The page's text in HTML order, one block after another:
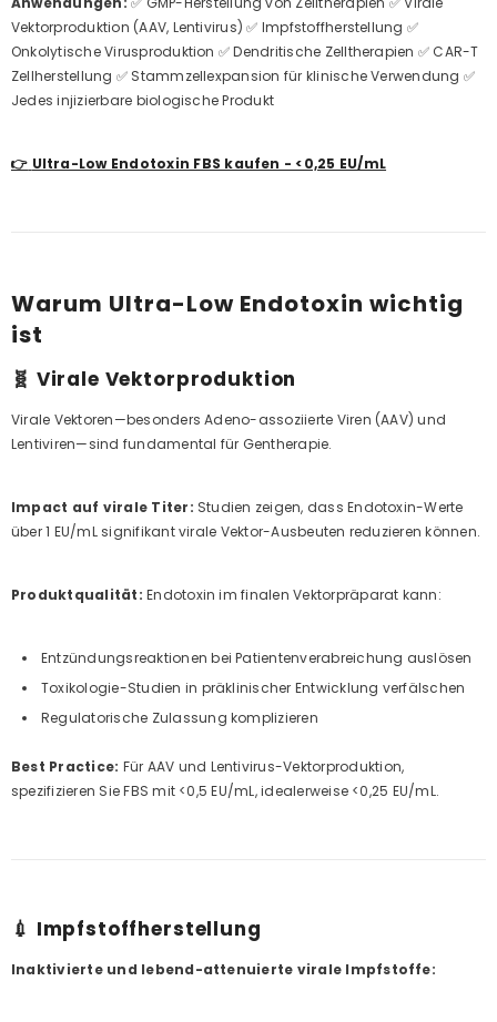
Vektorproduktion (AAV, Lentivirus) ✅ Impfstoffherstellung ✅
Onkolytische Virusproduktion ✅ Dendritische Zelltherapien ✅ CAR-T
Zellherstellung ✅ Stammzellexpansion für klinische Verwendung ✅
Jedes injizierbare biologische Produkt
👉 Ultra-Low Endotoxin FBS kaufen - <0,25 EU/mL
Warum Ultra-Low Endotoxin wichtig
ist
🧬 Virale Vektorproduktion
Virale Vektoren—besonders Adeno-assoziierte Viren (AAV) und
Lentiviren—sind fundamental für Gentherapie.
Impact auf virale Titer: Studien zeigen, dass Endotoxin-Werte
über 1 EU/mL signifikant virale Vektor-Ausbeuten reduzieren können.
Produktqualität: Endotoxin im finalen Vektorpräparat kann:
Entzündungsreaktionen bei Patientenverabreichung auslösen
Toxikologie-Studien in präklinischer Entwicklung verfälschen
Regulatorische Zulassung komplizieren
Best Practice: Für AAV und Lentivirus-Vektorproduktion,
spezifizieren Sie FBS mit <0,5 EU/mL, idealerweise <0,25 EU/mL.
💉 Impfstoffherstellung
Inaktivierte und lebend-attenuierte virale Impfstoffe: